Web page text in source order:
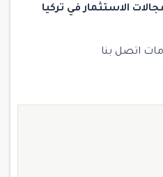
الاستثمار في تركيا
اتصل بنا